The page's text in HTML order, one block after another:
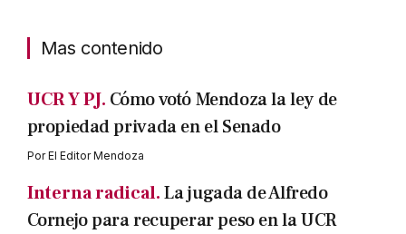
Mas contenido
UCR Y PJ. Cómo votó Mendoza la ley de
propiedad privada en el Senado
PorEl Editor Mendoza
Interna radical.La jugada de Alfredo
Cornejo para recuperar peso en la UCR